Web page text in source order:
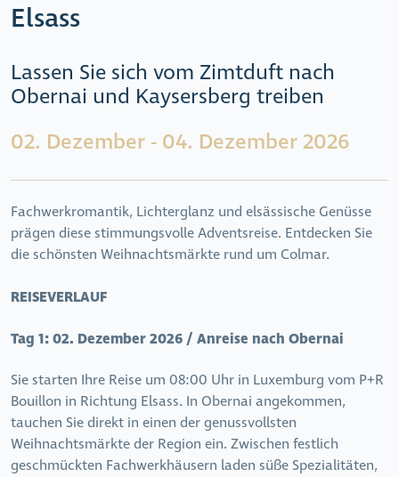
Elsass
Lassen Sie sich vom Zimtduft nach
Obernai und Kaysersberg treiben
02. Dezember - 04. Dezember 2026
Fachwerkromantik, Lichterglanz und elsässische Genüsse
prägen diese stimmungsvolle Adventsreise. Entdecken Sie
die schönsten Weihnachtsmärkte rund um Colmar.
REISEVERLAUF
Tag 1:02. Dezember 2026 / Anreise nach Obernai
Sie starten Ihre Reise um 08:00 Uhr in Luxemburg vom P+R
Bouillon in Richtung Elsass. In Obernai angekommen,
tauchen Sie direkt in einen der genussvollsten
Weihnachtsmärkte der Region ein. Zwischen festlich
geschmückten Fachwerkhäusern laden süße Spezialitäten,